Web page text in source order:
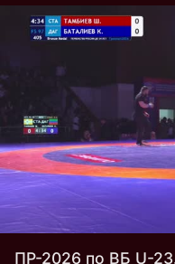
ПР-2026 по ВБ U-